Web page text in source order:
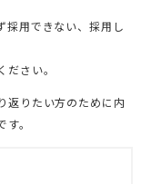
採用できない、採用し
さい。
返りたい方のために内
。